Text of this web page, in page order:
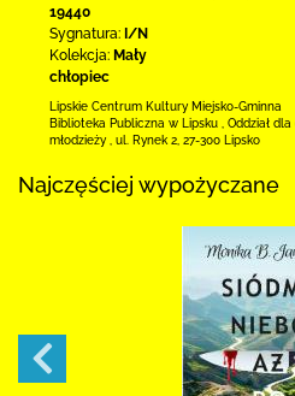
19440
Sygnatura: I/N
Kolekcja: Mały
chłopiec
Lipskie Centrum Kultury Miejsko-Gminna
Biblioteka Publiczna w Lipsku
Oddział
młodzieży , ul. Rynek 2 27-300 Lipsko
Najczęściej wypożyczane